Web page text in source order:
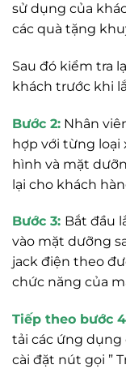
sử dụng của
các quà tặng
Sau đó kiểm tra
khách trước khi
Bước 2: Nhân
hợp với từng loại
hình và mặt
lại cho khách
Bước 3: Bắt đầu
vào mặt dưỡng
jack điện theo
chức năng của
Tiếp theo bước
tải các ứng dụng
cài đặt nút gọi ”